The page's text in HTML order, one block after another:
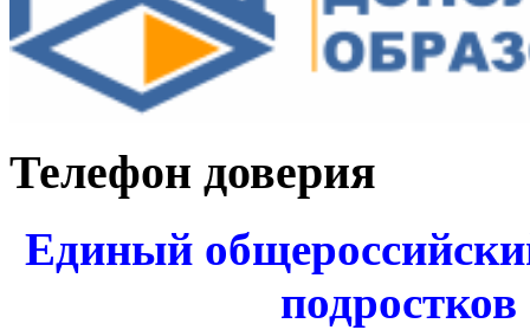
Телефон доверия
Единый